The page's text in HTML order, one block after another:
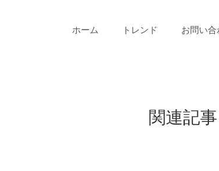
ホーム トレンド お問い
関連記事